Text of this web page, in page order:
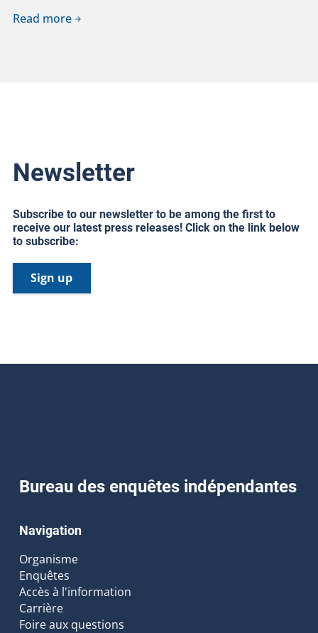
Read more
Newsletter
Subscribe to our newsletter to be among the first to
receive our latest press releases! Click on the link below
to subscribe:
Sign up
Bureau des enquêtes indépendantes
Navigation
Organisme
Enquêtes
Accès à l'information
Carrière
Foire aux questions